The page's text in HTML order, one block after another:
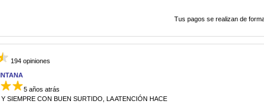
Tus pagos se realizan de
194 opiniones
5 años atrás
SIEMPRE CON BUEN SURTIDO, LA ATENCIÓN HACE